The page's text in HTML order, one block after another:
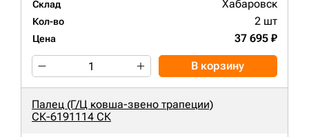
Склад Хабаровск
Кол-во 2 шт
Цена 37 695 ₽
В корзину
Палец (Г/Ц ковша-звено трапеции)
СК-6191114 СК